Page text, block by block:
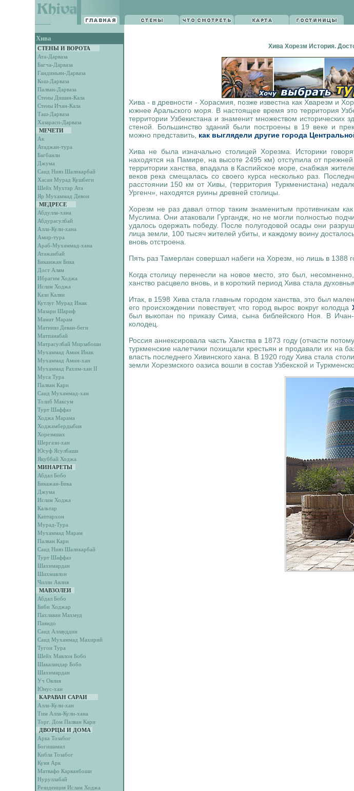
Хива
СТЕНЫ И ВОРОТА
Ата-Дарваза
Багча-Дарваза
Гандимьян-Дарваза
Кош-Дарваза
Палван-Дарваза
Стены Дишан-Кала
Стены Ичан-Кала
Таш-Дарваза
Хазарасп-Дарваза
МЕЧЕТИ
Ак
Атаджан-тура
Багбанли
Джума
Саид Нияз Шаликарбай
Хасан Мурад Кушбеги
Шейх Мухтар Ата
Яр Мухаммад Девон
МЕДРЕСЕ
Абдулла-хана
Абдурасулбай
Алла-Кули-хана
Амир-тура
Араб-Мухаммад-хана
Атажанбай
Биканжан Бика
Дост Алям
Ибрагим Ходжа
Ислам Ходжа
Кази Калян
Кутлуг Мурад Инак
Мазари Шариф
Мамат Марам
Матнияз Деван-беги
Матпанабай
Матрасулбай Мирзабоши
Мухаммад Амин Инак
Мухаммад Амин-хан
Мухаммад Рахим-хан II
Муса Тура
Палван Кари
Саид Мухаммад-хан
Толиб Максум
Турт Шаффаз
Ходжа Марама
Ходжамбердыбия
Хорезмшах
Шергази-хан
Юсуф Ясулбаши
Якуббай Ходжа
МИНАРЕТЫ
Абдал Бобо
Бикажан-Бика
Джума
Ислам Ходжа
Кальтар
Каптархон
Мурад-Тура
Мухаммад Марам
Палван Кари
Саид Нияз Шаликарбай
Турт Шаффаз
Шахимардан
Шихмавлон
Чилли Авлия
МАВЗОЛЕИ
Абдал Бобо
Биби Ходжар
Пахлаван Махмуд
Паяндо
Саид Аллауддин
Саид Мухаммад Махирий
Тугон Тура
Шейх Мавлон Бобо
Шакаландар Бобо
Шахимардан
Уч Овлия
Юнус-хан
КАРАВАН САРАИ
Алла-Кули-хан
Тим Алла-Кули-хана
Торг. Дом Палван Кари
ДВОРЦЫ И ДОМА
Арка Тозабог
Богишамал
Кибла Тозабог
Куня Арк
Матвафо Карванбоши
Нуруллабай
Резиденция Ислам Ходжа
Хива Хорезм История.
Хива - в древности - Хорасмия, позже известна как Хварезм и
южнее Аральского моря. В настоящее время это территория
территории Узбекистана и знаменит множеством исторических
стеной. Большинство зданий были построены в 19 веке и
можно представить, как выглядели другие города
Хива не была изначально столицей Хорезма. Историки
находятся на Памире, на высоте 2495 км) отступила от
территории ханства, впадала в Каспийское море, снабжая
веков река смещалась со своего курса несколько раз.
расстоянии 150 км от Хивы, (территория Туркменистана)
Ургенч», находятся руины древней столицы.
Хорезм не раз давал отпор таким знаменитым противникам
Муслима. Они атаковали Гургандж, но не могли полностью
удалось одержать победу. После полугодовой осады они
лица земли, 100 тысяч жителей убиты, и каждому воину
вновь отстроена.
Пять раз Тамерлан совершал набеги на Хорезм, но лишь в 1388
Когда столицу перенесли на новое место, это был,
ханство расцвело вновь, и в короткий период Хива стала
Итак, в 1598 Хива стала главным городом ханства, это был
его происхождении повествует, что город вырос вокруг колодца
был выкопан по приказу Сима, сына библейского Ноя. В
колодец.
Россия аннексировала часть Ханства в 1873 году (отчасти
туркменские налетчики похищали крестьян и продавали их на
власть последнего Хивинского хана. В 1920 году Хива стала
земли Хорезмского оазиса вошли в состав Узбекской и